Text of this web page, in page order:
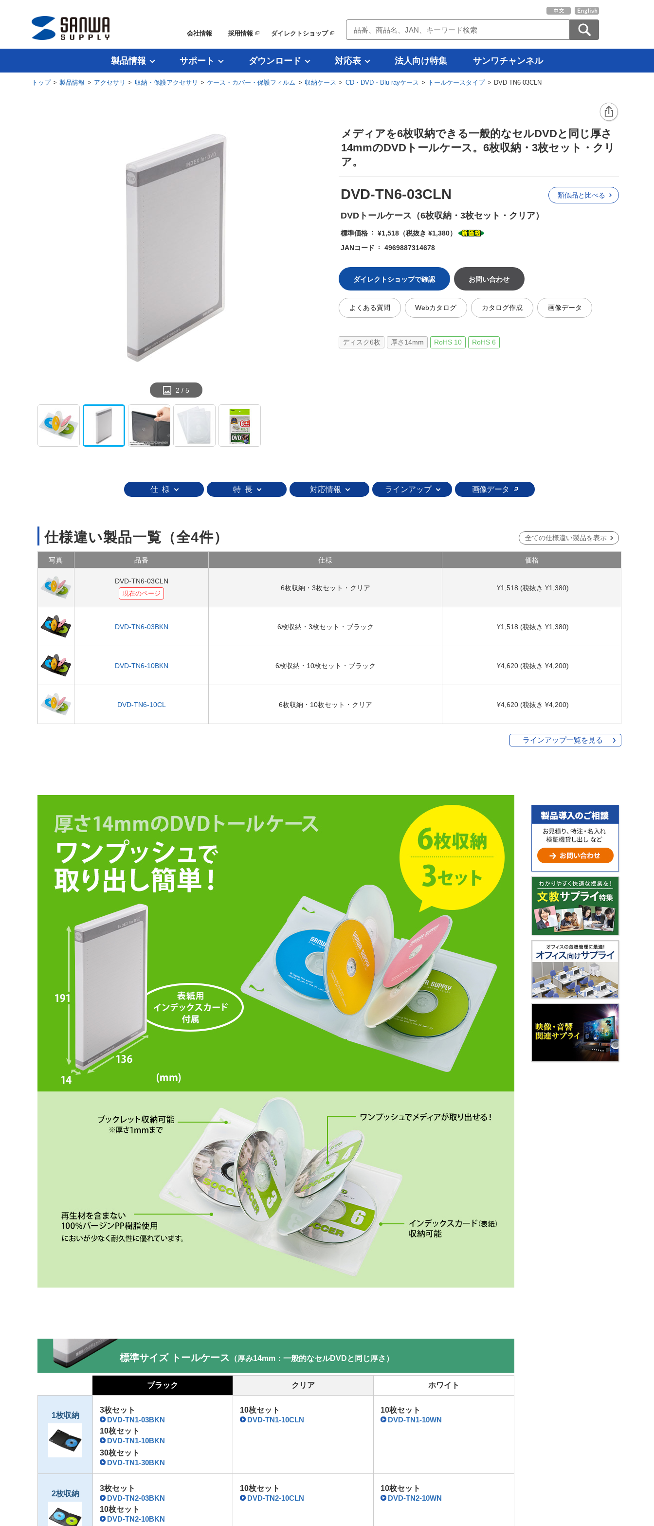
会社情報 採用情報 ダイレクトショップ
製品情報 サポート ダウンロード 対応表 法人向け特集 サンワチャンネル
トップ>製品情報 > アクセサリ > 収納・保護アクセサリ >ケース・カバー・保護フィルム > 収納ケース > CD・DVD・Blu-rayケース > トールケースタイプ> DVD-TN6-03CLN
2 / 5
メディアを6枚収納できる一般的なセルDVDと同じ厚さ
14mmのDVDトールケース。6枚収納・3枚セット・クリ
ア。
DVD-TN6-03CLN
DVDトールケース（6枚収納・3枚セット・クリア）
類似品と比べる
標準価格 ¥1,518 （税抜き ¥1,380）
JANコード
4969887314678
ダイレクトショップで確認 お問い合わせ
よくある質問 Webカタログ カタログ作成 画像データ
ディスク6枚 厚さ14mm RoHS 10 RoHS 6
仕 様 特 長 対応情報 ラインアップ 画像データ
仕様違い製品一覧 （全4件） 全ての仕様違い製品を表示
写真 品番 仕様 価格
DVD-TN6-03CLN
現在のページ
6枚収納・3枚セット・クリア ¥1,518 (税抜き ¥1,380)
DVD-TN6-03BKN 6枚収納・3枚セット・ブラック ¥1,518 (税抜き ¥1,380)
DVD-TN6-10BKN 6枚収納・10枚セット・ブラック ¥4,620 (税抜き ¥4,200)
DVD-TN6-10CL 6枚収納・10枚セット・クリア ¥4,620 (税抜き ¥4,200)
ラインアップ一覧を見る
標準サイズ トールケース （厚み14mm：一般的なセルDVDと同じ厚さ）
ブラック クリア ホワイト
1枚収納
3枚セット
DVD-TN1-03BKN
10枚セット
DVD-TN1-10BKN
30枚セット
DVD-TN1-30BKN
10枚セット
DVD-TN1-10CLN
10枚セット
DVD-TN1-10WN
2枚収納
3枚セット
DVD-TN2-03BKN
10枚セット
DVD-TN2-10BKN
10枚セット
DVD-TN2-10CLN
10枚セット
DVD-TN2-10WN